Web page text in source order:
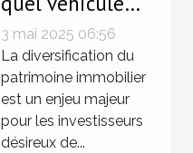
d'investissement
choisir pour
diversifier son
patrimoine
immobilier
3 mai 2025 06:56
La diversification du
patrimoine immobilier
est un enjeu majeur
pour les investisseurs
désireux de...